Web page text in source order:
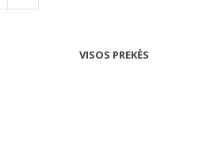
VISOS PREKĖS